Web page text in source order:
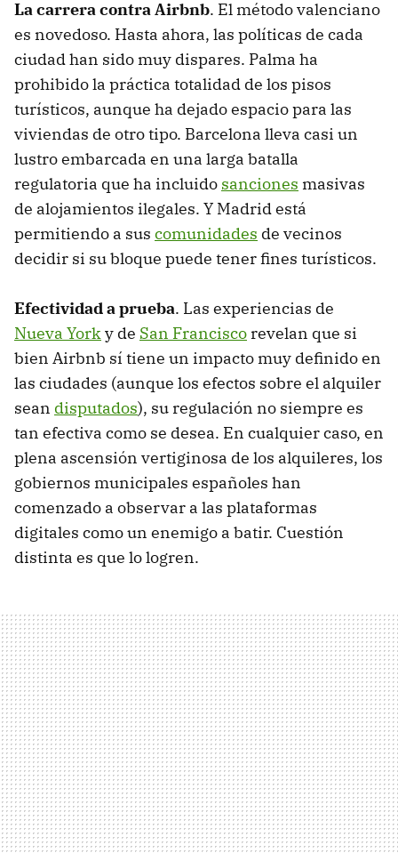
La carrera contra Airbnb. El método valenciano
es novedoso. Hasta ahora, las políticas de cada
ciudad han sido muy dispares. Palma ha
prohibido la práctica totalidad de los pisos
turísticos, aunque ha dejado espacio para las
viviendas de otro tipo. Barcelona lleva casi un
lustro embarcada en una larga batalla
regulatoria que ha incluido sanciones masivas
de alojamientos ilegales. Y Madrid está
permitiendo a sus comunidades de vecinos
decidir si su bloque puede tener fines turísticos.
Efectividad a prueba. Las experiencias de
Nueva Yorky de San Francisco revelan que si
bien Airbnb sí tiene un impacto muy definido en
las ciudades (aunque los efectos sobre el alquiler
sean disputados), su regulación no siempre es
tan efectiva como se desea. En cualquier caso, en
plena ascensión vertiginosa de los alquileres, los
gobiernos municipales españoles han
comenzado a observar a las plataformas
digitales como un enemigo a batir. Cuestión
distinta es que lo logren.